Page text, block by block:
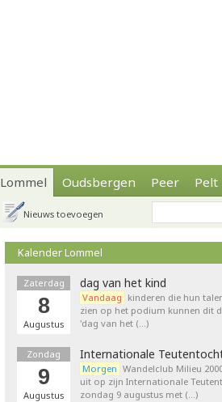
Lommel Oudsbergen Peer Pelt
Nieuws toevoegen
Kalender Lommel
Zaterdag
8
Augustus
dag van het kind
Vandaag kinderen die hun
zien op het podium kunnen dit
'dag van het (…)
Zondag
9
Augustus
Internationale
Morgen Wandelclub Milieu
uit op zijn Internationale
zondag 9 augustus met (…)